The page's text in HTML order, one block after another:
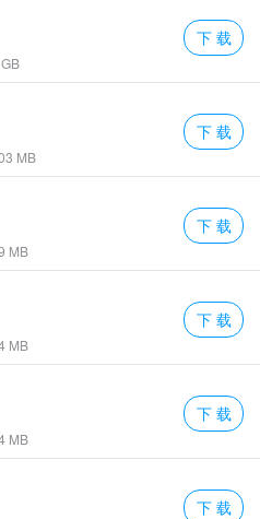
紧张的氛围。
积弹出的任务界面所阻挡也就是
的话其实是很难看清是谁杀了你
的颜值变成一系列奇奇怪怪的款
和代表等级的星星。
模式有很多种不仅仅是最基础的
些机会击败对手并获胜。
乐给你带来不一样的太空之旅;
下 载
MB
下 载
MB
下 载
MB
下 载
MB
下 载
下 载